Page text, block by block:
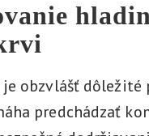
obzvlášť dôležité
predchádzať